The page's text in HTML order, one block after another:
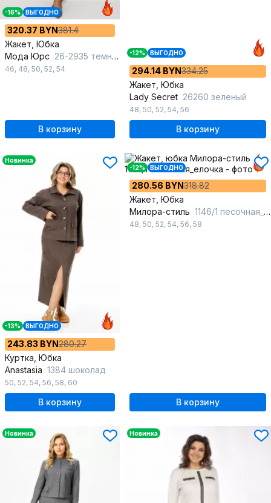
-16% ВЫГОДНО
320.37 BYN381.4
Жакет, Юбка
Мода Юрс 26-2935 темная_бирюза
46, 48, 50, 52, 54
В корзину
-12% ВЫГОДНО
294.14 BYN334.25
Жакет, Юбка
Lady Secret 26260 зеленый
48, 50, 52, 54, 56
В корзину
Новинка
-13% ВЫГОДНО
243.83 BYN280.27
Куртка, Юбка
Anastasia 1384 шоколад
50, 52, 54, 56, 58, 60
В корзину
-12% ВЫГОДНО
280.56 BYN318.82
Жакет, Юбка
Милора-стиль 1146/1 песочная_елочка
48, 50, 52, 54, 56, 58
В корзину
Новинка Новинка